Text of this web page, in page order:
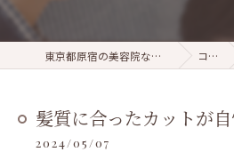
東京都原宿の美容院ならattractive コラム
髪質に合ったカットが
2024/05/07